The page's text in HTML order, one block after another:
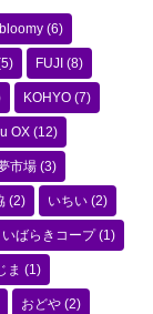
(6)
FUJI (8)
KOHYO (7)
OX (12)
市場 (3)
(2) いちい (2)
いばらきコープ(1)
ま (1)
おどや (2)